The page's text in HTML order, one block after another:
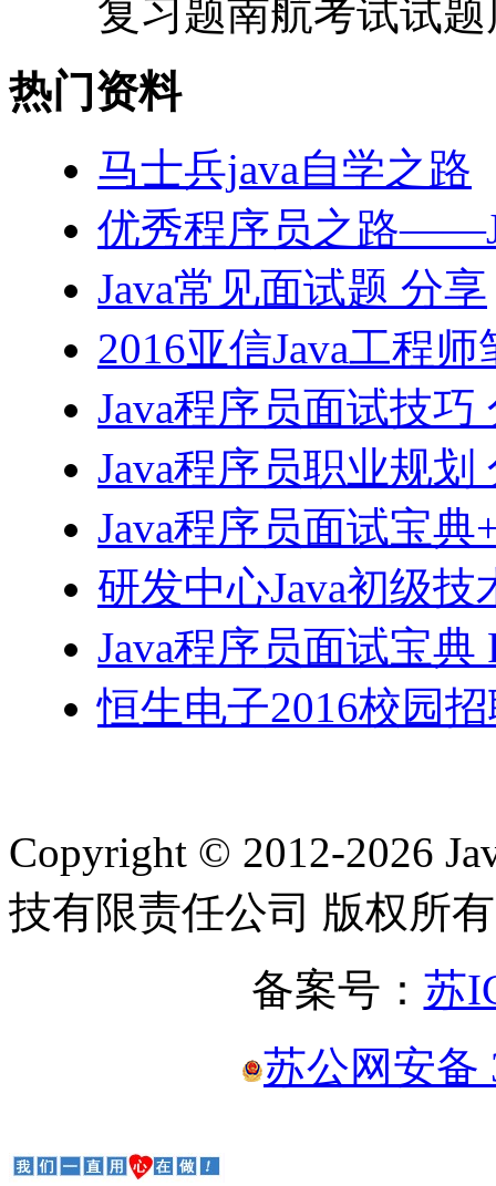
复习题南航考试试
热门资料
马士兵java自学之路
优秀程序员之路
Java常见面试题 分享
2016亚信Java工程
Java程序员面试技巧
Java程序员职业规划
Java程序员面试宝
研发中心Java初级
Java程序员面试宝典
恒生电子2016校园
Copyright © 2012-2026
技有限责任公司 版权所有
备案号： 苏
苏公网安备